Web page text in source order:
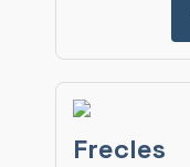
Frecles